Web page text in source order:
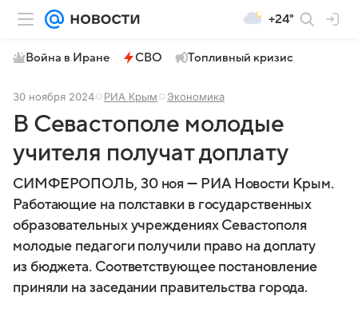
+24°
Война в Иране СВО Топливный кризис
30 ноября 2024 РИА Крым Экономика
В Севастополе молодые
учителя получат доплату
СИМФЕРОПОЛЬ, 30 ноя — РИА Новости Крым.
Работающие на полставки в государственных
образовательных учреждениях Севастополя
молодые педагоги получили право на доплату
из бюджета. Соответствующее постановление
приняли на заседании правительства города.